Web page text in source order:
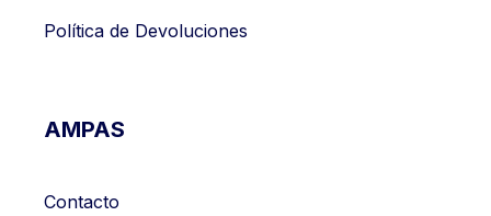
Política de Devoluciones
AMPAS
Contacto